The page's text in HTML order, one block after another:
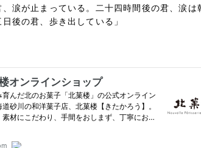
、涙が止まっている。二十四時間後の君、涙
後の君、歩き出している」